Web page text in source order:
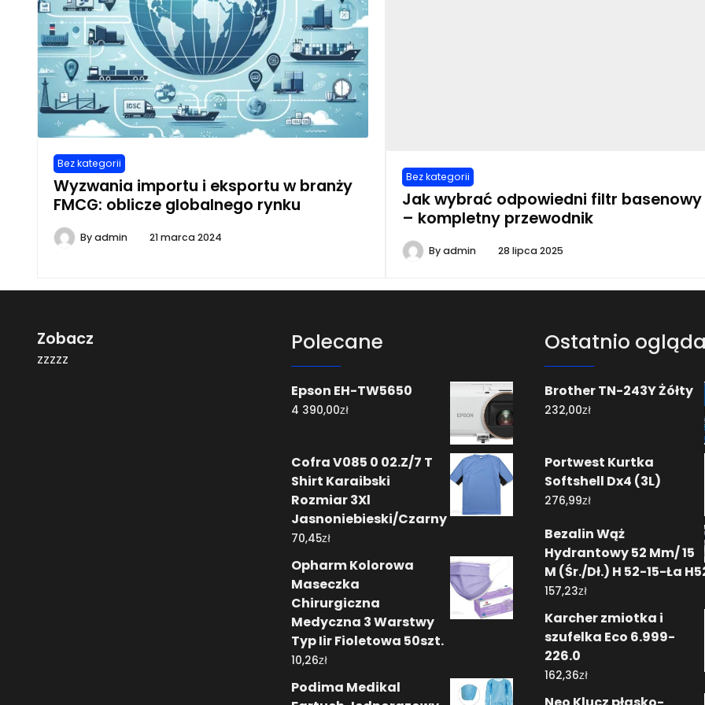
Bez kategorii
Wyzwania importu i eksportu w branży
FMCG: oblicze globalnego rynku
Byadmin 21 marca 2024
Bez kategorii
Jak wybrać odpowiedni filtr basenowy
– kompletny przewodnik
Byadmin 28 lipca 2025
Zobacz
zzzzz
Polecane
Epson EH-TW5650
4 390,00zł
Cofra V085 0 02.Z/7 T
Shirt Karaibski
Rozmiar 3Xl
Jasnoniebieski/Czarny
70,45zł
Opharm Kolorowa
Maseczka
Chirurgiczna
Medyczna 3 Warstwy
Typ Iir Fioletowa 50szt.
10,26zł
Podima Medikal
Ostatnio
Brother TN-243Y Żółty
232,00zł
Portwest Kurtka
Softshell Dx4 (3L)
276,99zł
Bezalin Wąż
Hydrantowy 52 Mm/ 15
M (Śr./Dł.) H 52-15-Ła
157,23zł
Karcher zmiotka i
szufelka Eco 6.999-
226.0
162,36zł